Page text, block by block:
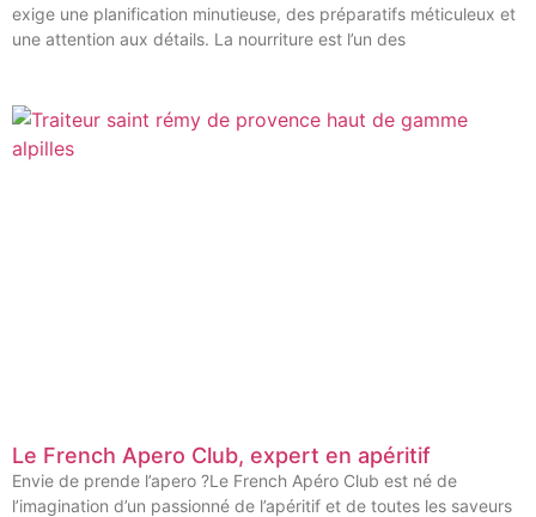
exige une planification minutieuse, des préparatifs méticuleux et
une attention aux détails. La nourriture est l’un des
Le French Apero Club, expert en apéritif
Envie de prende l’apero ?Le French Apéro Club est né de
l’imagination d’un passionné de l’apéritif et de toutes les saveurs